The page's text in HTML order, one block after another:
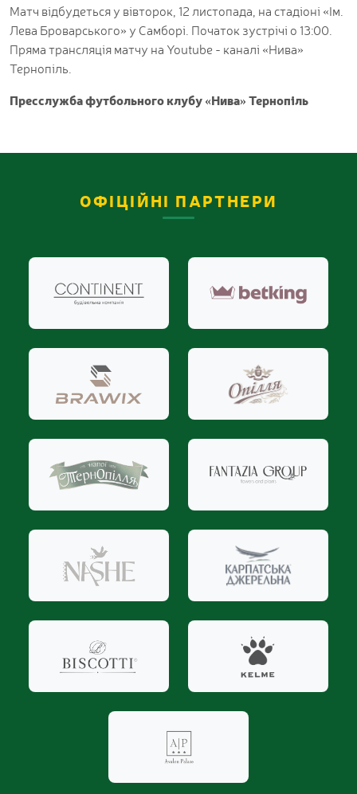
Матч відбудеться у вівторок, 12 листопада, на стадіоні «Ім.
Лева Броварського» у Самборі. Початок зустрічі о 13:00.
Пряма трансляція матчу на Youtube - каналі «Нива»
Тернопіль.
Пресслужба футбольного клубу «Нива» Тернопіль
ОФІЦІЙНІ ПАРТНЕРИ